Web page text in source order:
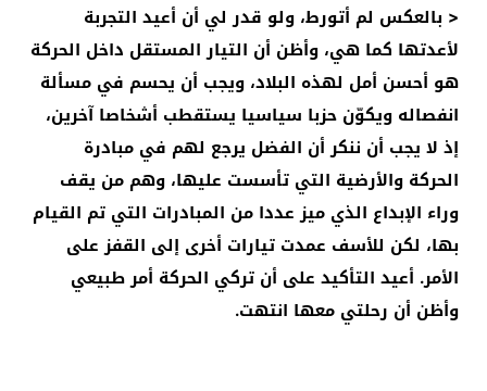
< بالعكس لم أتورط، ولو قدر لي أن أعيد التجربة
لأعدتها كما هي، وأظن أن التيار المستقل داخل الحركة
هو أحسن أمل لهذه البلاد، ويجب أن يحسم في مسألة
انفصاله ويكوّن حزبا سياسيا يستقطب أشخاصا آخرين،
إذ لا يجب أن ننكر أن الفضل يرجع لهم في مبادرة
الحركة والأرضية التي تأسست عليها، وهم من يقف
وراء الإبداع الذي ميز عددا من المبادرات التي تم القيام
بها، لكن للأسف عمدت تيارات أخرى إلى القفز على
الأمر. أعيد التأكيد على أن تركي الحركة أمر طبيعي
وأظن أن رحلتي معها انتهت.